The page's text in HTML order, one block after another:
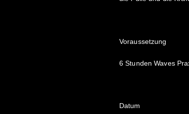
Voraussetzung
6 Stunden Waves
Datum